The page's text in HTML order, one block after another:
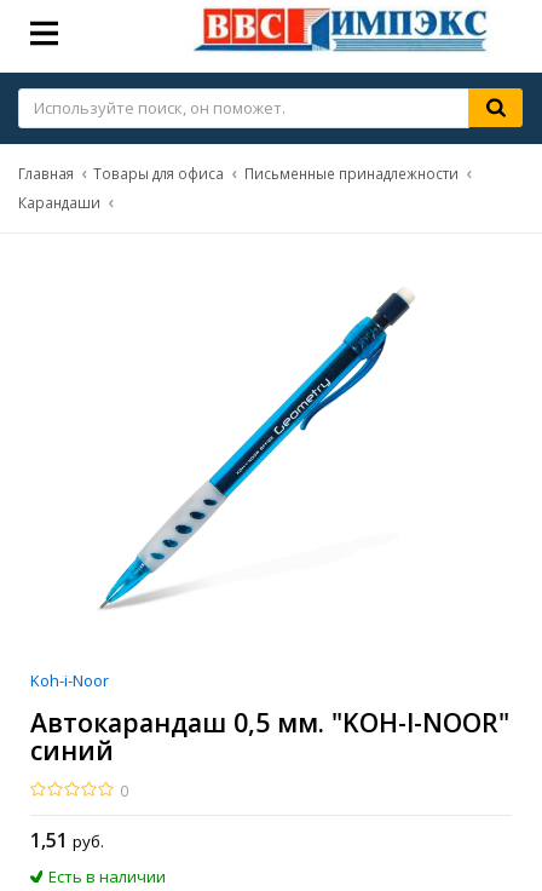
Главная Товары для офиса
Письменные принадлежности
Карандаши
Koh-i-Noor
Автокарандаш 0,5 мм. "KOH-I-NOOR"
синий
0
1,51 руб.
Есть в наличии